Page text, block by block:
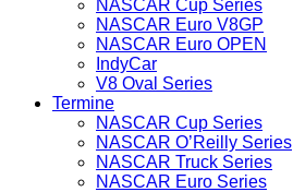
NASCAR Cup Series
NASCAR Euro V8GP
NASCAR Euro OPEN
IndyCar
V8 Oval Series
Termine
NASCAR Cup Series
NASCAR O’Reilly Series
NASCAR Truck Series
NASCAR Euro Series